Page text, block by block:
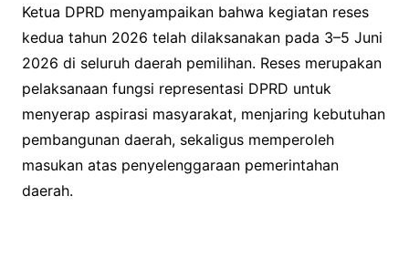
Ketua DPRD menyampaikan bahwa kegiatan reses
kedua tahun 2026 telah dilaksanakan pada 3–5 Juni
2026 di seluruh daerah pemilihan. Reses merupakan
pelaksanaan fungsi representasi DPRD untuk
menyerap aspirasi masyarakat, menjaring kebutuhan
pembangunan daerah, sekaligus memperoleh
masukan atas penyelenggaraan pemerintahan
daerah.